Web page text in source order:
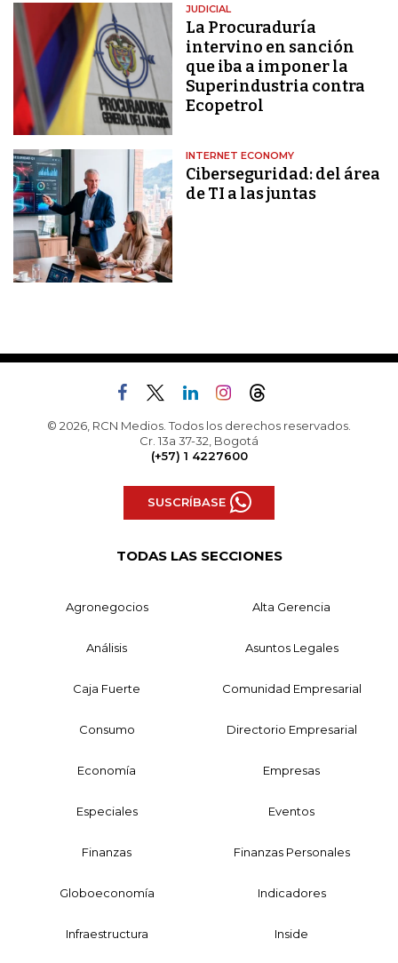
JUDICIAL
La Procuraduría
intervino en sanción
que iba a imponer la
Superindustria contra
Ecopetrol
INTERNET ECONOMY
Ciberseguridad: del área
de TI a las juntas
© 2026, RCN Medios. Todos los derechos reservados.
Cr. 13a 37-32, Bogotá
(+57) 1 4227600
SUSCRÍBASE
TODAS LAS SECCIONES
Agronegocios Alta Gerencia
Análisis Asuntos Legales
Caja Fuerte Comunidad Empresarial
Consumo Directorio Empresarial
Economía Empresas
Especiales Eventos
Finanzas Finanzas Personales
Globoeconomía Indicadores
Infraestructura Inside